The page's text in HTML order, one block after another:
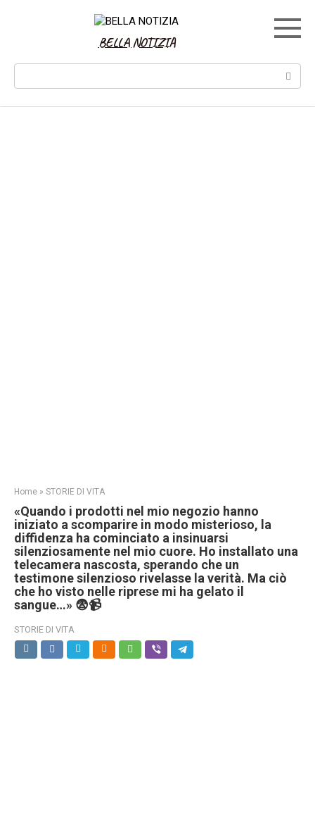
BELLA NOTIZIA
Search:
Home » STORIE DI VITA
«Quando i prodotti nel mio negozio hanno
iniziato a scomparire in modo misterioso, la
diffidenza ha cominciato a insinuarsi
silenziosamente nel mio cuore. Ho installato una
telecamera nascosta, sperando che un
testimone silenzioso rivelasse la verità. Ma ciò
che ho visto nelle riprese mi ha gelato il
sangue…» 😨📹
STORIE DI VITA